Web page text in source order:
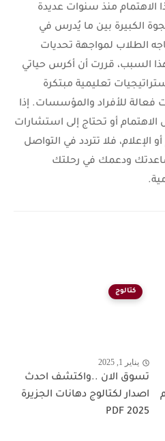
الاهتمام منذ سنوات عديدة
الكبيرة بين ما يُدرس في
الطلاب لمواجهة تحديات
السبب، قررت أن أكرس حياتي
تعليمية مبتكرة
فعالة للأفراد والمؤسسات. إذا
أو تحتاج إلى استشارات
الإعلام، فلا تتردد في التواصل
ودعمك في رحلتك
كتالوج
يناير 1, 2025
تسوق الان ..واكتشف احدث
اصدار لكتالوج دهانات الجزيرة
PDF 2025